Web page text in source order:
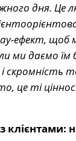
дня. Це
ефект, щоб
ми даємо їм
скромність
це ті
клієнтами: